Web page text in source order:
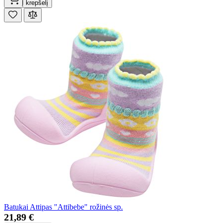
Į krepšelį
Batukai Attipas "Attibebe" rožinės sp.
21,89 €